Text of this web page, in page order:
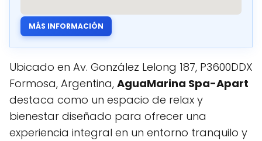
MÁS INFORMACIÓN
Ubicado en Av. González Lelong 187, P3600DDX
Formosa, Argentina, AguaMarina Spa-Apart
destaca como un espacio de relax y
bienestar diseñado para ofrecer una
experiencia integral en un entorno tranquilo y